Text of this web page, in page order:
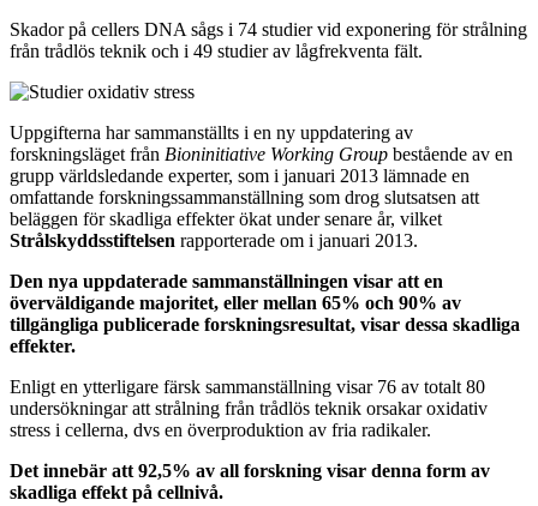
Skador på cellers DNA sågs i 74 studier vid exponering för strålning
från trådlös teknik och i 49 studier av lågfrekventa fält.
Uppgifterna har sammanställts i en ny uppdatering av
forskningsläget från Bioninitiative Working Group bestående av en
grupp världsledande experter, som i januari 2013 lämnade en
omfattande forskningssammanställning som drog slutsatsen att
beläggen för skadliga effekter ökat under senare år, vilket
Strålskyddsstiftelsen rapporterade om i januari 2013.
Den nya uppdaterade sammanställningen visar att en
överväldigande majoritet, eller mellan 65% och 90% av
tillgängliga publicerade forskningsresultat, visar dessa skadliga
effekter.
Enligt en ytterligare färsk sammanställning visar 76 av totalt 80
undersökningar att strålning från trådlös teknik orsakar oxidativ
stress i cellerna, dvs en överproduktion av fria radikaler.
Det innebär att 92,5% av all forskning visar denna form av
skadliga effekt på cellnivå.